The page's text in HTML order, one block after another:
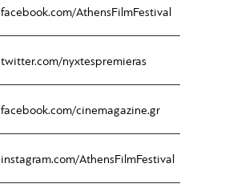
facebook.com/AthensFilmFestival
twitter.com/nyxtespremieras
facebook.com/cinemagazine.gr
instagram.com/AthensFilmFestival